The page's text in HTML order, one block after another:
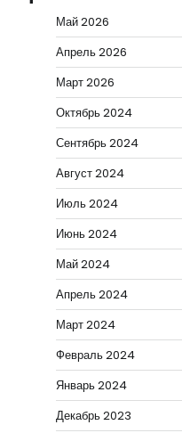
Май 2026
Апрель 2026
Март 2026
Октябрь 2024
Сентябрь 2024
Август 2024
Июль 2024
Июнь 2024
Май 2024
Апрель 2024
Март 2024
Февраль 2024
Январь 2024
Декабрь 2023